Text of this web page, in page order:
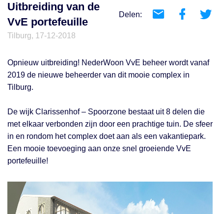
Uitbreiding van de
VvE portefeuille
Delen:
Tilburg, 17-12-2018
Opnieuw uitbreiding! NederWoon VvE beheer wordt vanaf
2019 de nieuwe beheerder van dit mooie complex in
Tilburg.
De wijk Clarissenhof – Spoorzone bestaat uit 8 delen die
met elkaar verbonden zijn door een prachtige tuin. De sfeer
in en rondom het complex doet aan als een vakantiepark.
Een mooie toevoeging aan onze snel groeiende VvE
portefeuille!